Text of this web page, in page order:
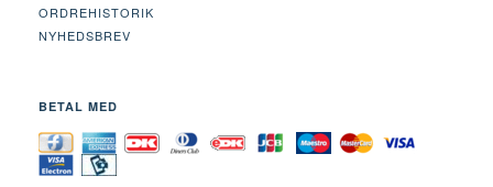
ORDREHISTORIK
NYHEDSBREV
BETAL MED